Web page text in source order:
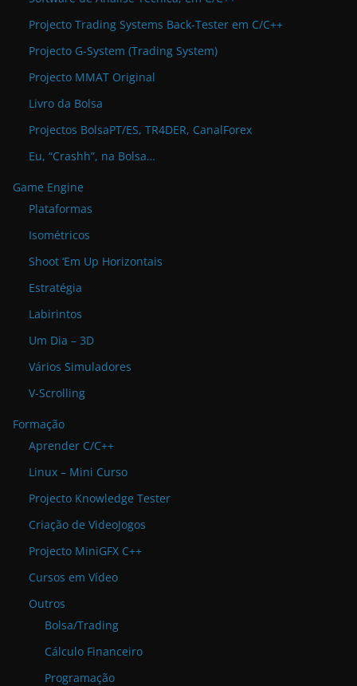
Projecto Trading Systems Back-Tester em C/C++
Projecto G-System (Trading System)
Projecto MMAT Original
Livro da Bolsa
Projectos BolsaPT/ES, TR4DER, CanalForex
Eu, “Crashh”, na Bolsa…
Game Engine
Plataformas
Isométricos
Shoot ‘Em Up Horizontais
Estratégia
Labirintos
Um Dia – 3D
Vários Simuladores
V-Scrolling
Formação
Aprender C/C++
Linux – Mini Curso
Projecto Knowledge Tester
Criação de VideoJogos
Projecto MiniGFX C++
Cursos em Vídeo
Outros
Bolsa/Trading
Cálculo Financeiro
Programação